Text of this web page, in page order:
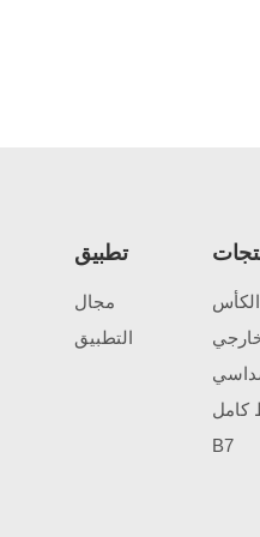
كامل
B7
تطبيق
مجال
التطبيق